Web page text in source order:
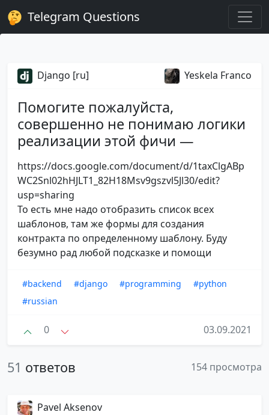
Telegram Questions
Django [ru] Yeskela Franco
Помогите пожалуйста,
совершенно не понимаю логики
реализации этой фичи —
https://docs.google.com/document/d/1taxClgABp
WC2Snl02hHJLT1_82H18Msv9gszvl5Jl30/edit?
usp=sharing
То есть мне надо отобразить список всех
шаблонов, там же формы для создания
контракта по определенному шаблону. Буду
безумно рад любой подсказке и помощи
#backend #django #programming
#python
#russian
0 03.09.2021
51 ответов 154 просмотра
Pavel Aksenov